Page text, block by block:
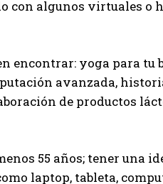
con algunos virtuales o
encontrar: yoga para tu
avanzada,
de productos
55 años; tener una
laptop, tableta,